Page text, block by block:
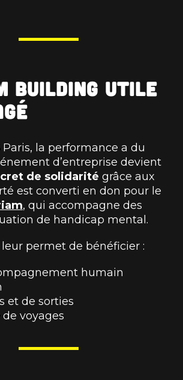
building utile
Paris, la performance a du
d’entreprise devient
de solidarité grâce aux
est converti en don pour le
, qui accompagne des
de handicap mental.
permet de bénéficier :
humain
et de sorties
voyages